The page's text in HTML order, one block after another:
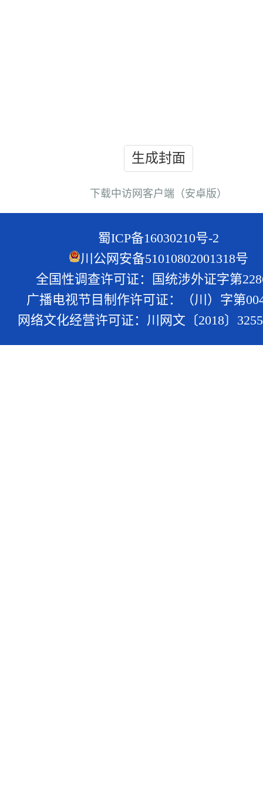
生成封面
下载中访网客户端（安卓版）
蜀ICP备16030210号-2
川公网安备51010802001318号
全国性调查许可证：国统涉外证字第
广播电视节目制作许可证：（川）字第
网络文化经营许可证：川网文〔2018〕